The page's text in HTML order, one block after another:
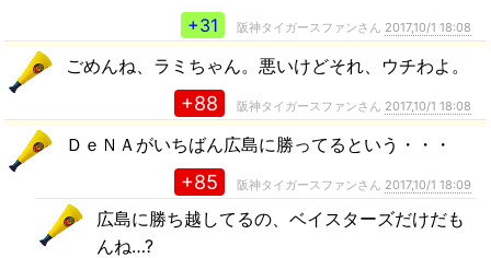
+31
阪神タイガースファンさん 2017,10/1 18:08
ごめんね、ラミちゃん。悪いけどそれ、ウチわよ。
+88 阪神タイガースファンさん 2017,10/1 18:08
ＤｅＮＡがいちばん広島に勝ってるという・・・
+85 阪神タイガースファンさん 2017,10/1 18:09
広島に勝ち越してるの、ベイスターズだけだも
んね…?